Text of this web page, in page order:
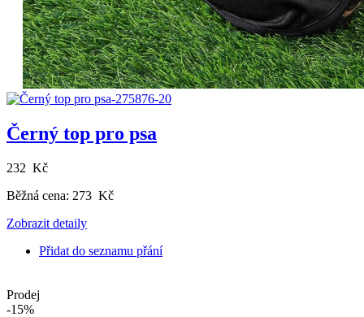
Černý top pro psa
232 Kč
Běžná cena: 273 Kč
Zobrazit detaily
Přidat do seznamu přání
Prodej
-15%